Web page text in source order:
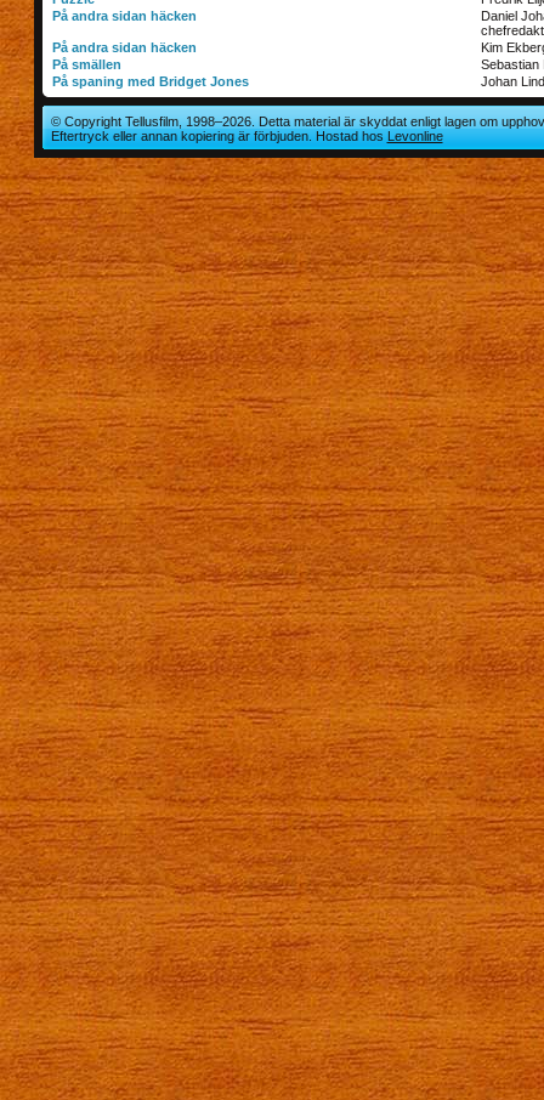
På andra sidan häcken
Daniel
På andra sidan häcken
Kim
På smällen
Sebastian
På spaning med Bridget Jones
Johan
© Copyright Tellusfilm, 1998–2026. Detta material är skyddat enligt lagen om
Eftertryck eller annan kopiering är förbjuden. Hostad hosLevonline